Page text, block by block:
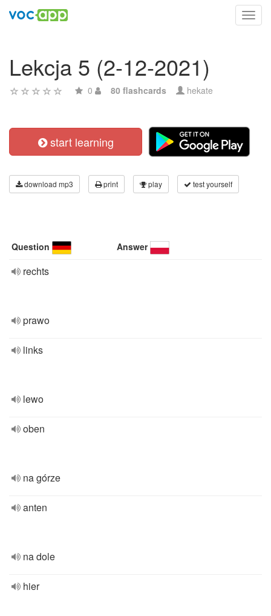
Lekcja 5 (2-12-2021)
0 80 flashcards hekate
start learning
download mp3 print play test yourself
Question Answer
rechts
prawo
links
lewo
oben
na górze
anten
na dole
hier